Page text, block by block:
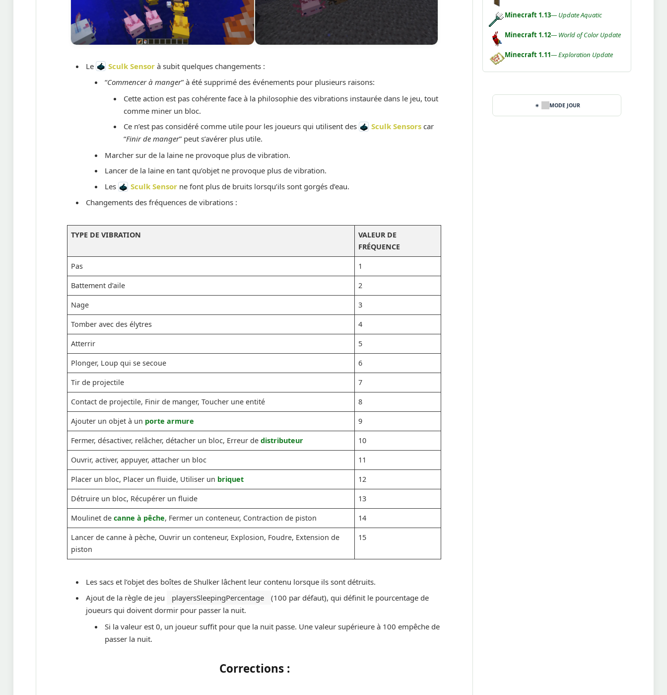
Le Sculk Sensor à subit quelques changements :
“Commencer à manger” à été supprimé des événements pour plusieurs raisons:
Cette action est pas cohérente face à la philosophie des vibrations instaurée dans le jeu, tout
comme miner un bloc.
Ce n’est pas considéré comme utile pour les joueurs qui utilisent des
Sculk Sensors car
“Finir de manger” peut s’avérer plus utile.
Marcher sur de la laine ne provoque plus de vibration.
Lancer de la laine en tant qu’objet ne provoque plus de vibration.
Les
Sculk Sensor ne font plus de bruits lorsqu’ils sont gorgés d’eau.
Changements des fréquences de vibrations :
TYPE DE VIBRATION
VALEUR DE
FRÉQUENCE
Pas 1
Battement d’aile 2
Nage 3
Tomber avec des élytres 4
Atterrir 5
Plonger, Loup qui se secoue 6
Tir de projectile 7
Contact de projectile, Finir de manger, Toucher une entité 8
Ajouter un objet à un porte armure 9
Fermer, désactiver, relâcher, détacher un bloc, Erreur dedistributeur 10
Ouvrir, activer, appuyer, attacher un bloc 11
Placer un bloc, Placer un fluide, Utiliser un briquet 12
Détruire un bloc, Récupérer un fluide 13
Moulinet decanne à pêche, Fermer un conteneur, Contraction de piston 14
Lancer de canne à pèche, Ouvrir un conteneur, Explosion, Foudre, Extension de
piston
15
Les sacs et l’objet des boîtes de Shulker lâchent leur contenu lorsque ils sont détruits.
Ajout de la règle de jeu
playersSleepingPercentage
(100 par défaut), qui définit le pourcentage de
joueurs qui doivent dormir pour passer la nuit.
Si la valeur est 0, un joueur suffit pour que la nuit passe. Une valeur supérieure à 100 empêche de
passer la nuit.
Corrections :
Minecraft 1.13— Update Aquatic
Minecraft 1.12— World of Color Update
Minecraft 1.11— Exploration Update
MODE JOUR